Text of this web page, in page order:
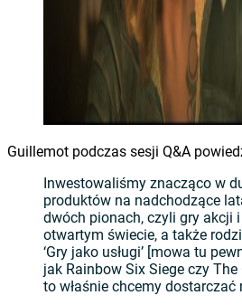
Guillemot podczas sesji Q&A
Inwestowaliśmy znacząco w
produktów na nadchodzące
dwóch pionach, czyli gry akcji
otwartym świecie, a także
‘Gry jako usługi’ [mowa tu
jak Rainbow Six Siege czy
to właśnie chcemy dostarczać